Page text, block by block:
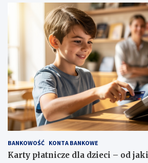
BANKOWOŚĆ KONTA BANKOWE
Karty płatnicze dla dzieci – od